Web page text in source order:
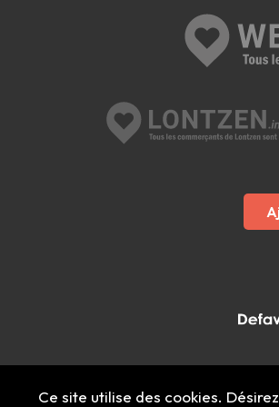
Mentions légales
Ce site utilise des cookies.